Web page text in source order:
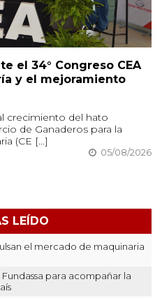
el 34° Congreso CEA
y el mejoramiento
crecimiento del hato
de Ganaderos para la
(CE [...]
05/08/2026
LEÍDO
el mercado de maquinaria
para acompañar la